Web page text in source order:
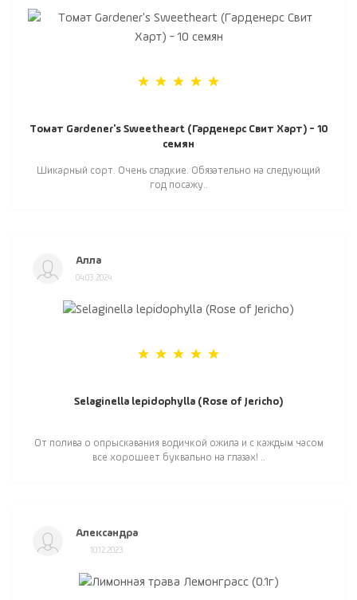
Томат Gardener's Sweetheart (Гарденерс Свит Харт) - 10
семян
Шикарный сорт. Очень сладкие. Обязательно на следующий
год посажу..
Алла
04.03.2024
Selaginella lepidophylla (Rose of Jericho)
От полива о опрыскавания водичкой ожила и с каждым часом
все хорошеет буквально на глазах! ..
Александра
10.12.2023